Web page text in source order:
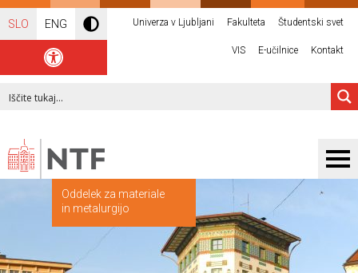
SLO ENG Univerza v Ljubljani Fakulteta Študentski svet
VIS E-učilnice Kontakt
Oddelek za materiale
in metalurgijo